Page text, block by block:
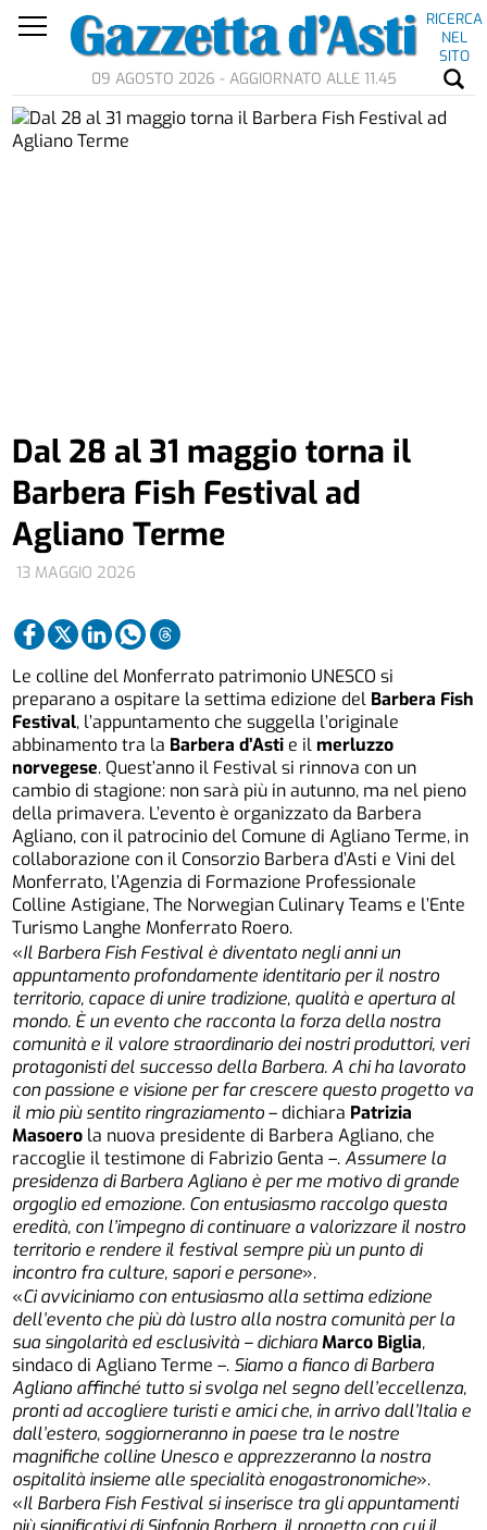
RICERCA
NEL
SITO
09 AGOSTO 2026 - AGGIORNATO ALLE 11.45
13 MAGGIO 2026
Dal 28 al 31 maggio torna il
Barbera Fish Festival ad
Agliano Terme
Le colline del Monferrato patrimonio UNESCO si
preparano a ospitare la settima edizione del Barbera Fish
Festival, l’appuntamento che suggella l’originale
abbinamento tra la Barbera d’Asti e ilmerluzzo
norvegese. Quest’anno il Festival si rinnova con un
cambio di stagione: non sarà più in autunno, ma nel pieno
della primavera. L’evento è organizzato da Barbera
Agliano, con il patrocinio del Comune di Agliano Terme, in
collaborazione con il Consorzio Barbera d’Asti e Vini del
Monferrato, l’Agenzia di Formazione Professionale
Colline Astigiane, The Norwegian Culinary Teams e l’Ente
Turismo Langhe Monferrato Roero.
«Il Barbera Fish Festival è diventato negli anni un
appuntamento profondamente identitario per il nostro
territorio, capace di unire tradizione, qualità e apertura al
mondo. È un evento che racconta la forza della nostra
comunità e il valore straordinario dei nostri produttori, veri
protagonisti del successo della Barbera. A chi ha lavorato
con passione e visione per far crescere questo progetto va
il mio più sentito ringraziamento– dichiara Patrizia
Masoero la nuova presidente di Barbera Agliano, che
raccoglie il testimone di Fabrizio Genta –.Assumere la
presidenza di Barbera Agliano è per me motivo di grande
orgoglio ed emozione. Con entusiasmo raccolgo questa
eredità, con l’impegno di continuare a valorizzare il nostro
territorio e rendere il festival sempre più un punto di
incontro fra culture, sapori e persone».
«Ci avviciniamo con entusiasmo alla settima edizione
dell’evento che più dà lustro alla nostra comunità per la
sua singolarità ed esclusività – dichiaraMarco Biglia,
sindaco di Agliano Terme –. Siamo a fianco di Barbera
Agliano affinché tutto si svolga nel segno dell’eccellenza,
pronti ad accogliere turisti e amici che, in arrivo dall’Italia e
dall’estero, soggiorneranno in paese tra le nostre
magnifiche colline Unesco e apprezzeranno la nostra
ospitalità insieme alle specialità enogastronomiche».
«Il Barbera Fish Festival si inserisce tra gli appuntamenti